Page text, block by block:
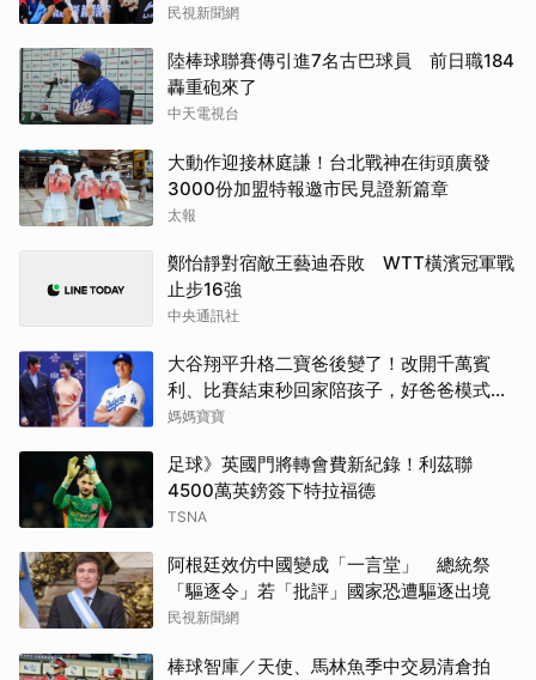
民視新聞網
陸棒球聯賽傳引進7名古巴球員 前日職184
轟重砲來了
中天電視台
大動作迎接林庭謙！台北戰神在街頭廣發
3000份加盟特報邀市民見證新篇章
太報
鄭怡靜對宿敵王藝迪吞敗 WTT橫濱冠軍戰
止步16強
中央通訊社
大谷翔平升格二寶爸後變了！改開千萬賓
利、比賽結束秒回家陪孩子，好爸爸模式全
開
媽媽寶寶
足球》英國門將轉會費新紀錄！利茲聯
4500萬英鎊簽下特拉福德
TSNA
阿根廷效仿中國變成「一言堂」 總統祭
「驅逐令」若「批評」國家恐遭驅逐出境
民視新聞網
棒球智庫／天使、馬林魚季中交易清倉拍